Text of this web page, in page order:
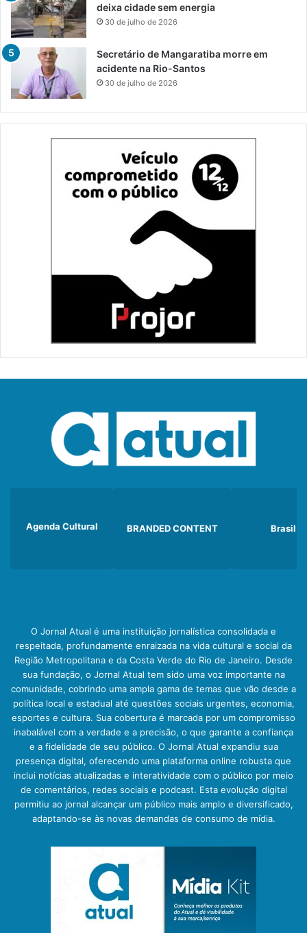
deixa cidade sem energia
30 de julho de 2026
Secretário de Mangaratiba morre em
acidente na Rio-Santos
30 de julho de 2026
Agenda Cultural BRANDED CONTENT Brasil
O Jornal Atual é uma instituição jornalística consolidada e
respeitada, profundamente enraizada na vida cultural e social da
Região Metropolitana e da Costa Verde do Rio de Janeiro. Desde
sua fundação, o Jornal Atual tem sido uma voz importante na
comunidade, cobrindo uma ampla gama de temas que vão desde a
política local e estadual até questões sociais urgentes, economia,
esportes e cultura. Sua cobertura é marcada por um compromisso
inabalável com a verdade e a precisão, o que garante a confiança
e a fidelidade de seu público. O Jornal Atual expandiu sua
presença digital, oferecendo uma plataforma online robusta que
inclui notícias atualizadas e interatividade com o público por meio
de comentários, redes sociais e podcast. Esta evolução digital
permitiu ao jornal alcançar um público mais amplo e diversificado,
adaptando-se às novas demandas de consumo de mídia.